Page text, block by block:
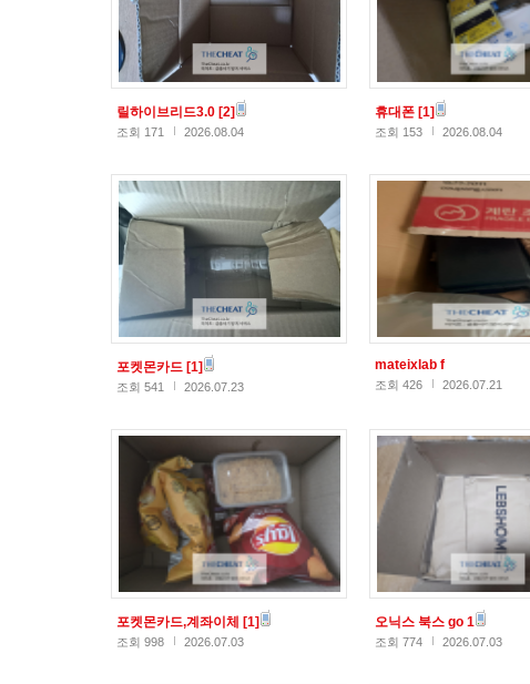
릴하이브리드3.0 [2]
조회 171 2026.08.04
휴대폰 [1]
조회 153 2026.08.04
포켓몬카드 [1]
조회 541 2026.07.23
mateixlab f
조회 426 2026.07.21
포켓몬카드,계좌이체 [1]
조회 998 2026.07.03
오닉스 북스 go 1
조회 774 2026.07.03